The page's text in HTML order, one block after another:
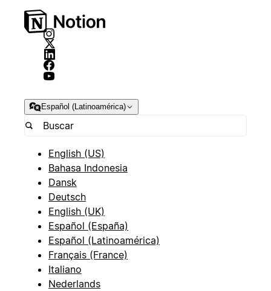
Español (Latinoamérica)
English (US)
Bahasa Indonesia
Dansk
Deutsch
English (UK)
Español (España)
Español (Latinoamérica)
Français (France)
Italiano
Nederlands